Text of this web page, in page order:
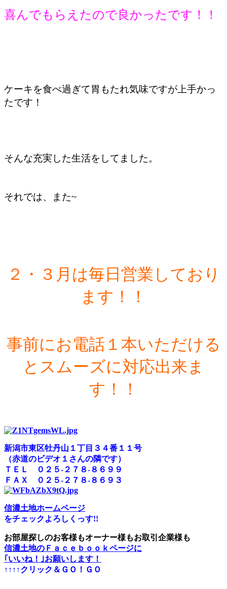
喜んでもらえたので良かったです！！
ケーキを食べ過ぎて胃もたれ気味ですが上手かっ
たです！
そんな充実した生活をしてました。
それでは、また~
２・３月は毎日営業しており
ます！！
事前にお電話１本いただける
とスムーズに対応出来ま
す！！
新潟市東区牡丹山１丁目３４番１１号
（赤道のビデオ１さんの隣です）
ＴＥＬ ０２５-２７８-８６９９
ＦＡＸ ０２５-２７８-８６９３
信濃土地ホームページ
をチェックよろしくっす!!
お部屋探しのお客様もオーナー様もお取引企業様も
信濃土地のＦａｃｅｂｏｏｋページに
｢いいね！｣お願いします！
↑↑↑↑クリック＆ＧＯ！ＧＯ